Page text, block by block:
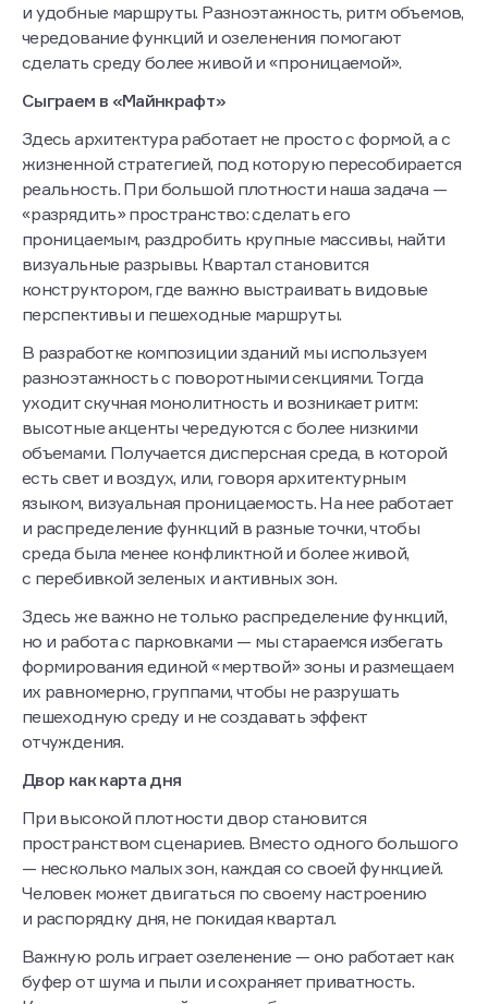
и удобные маршруты. Разноэтажность, ритм объемов,
чередование функций и озеленения помогают
сделать среду более живой и «проницаемой».
Сыграем в «Майнкрафт»
Здесь архитектура работает не просто с формой, а с
жизненной стратегией, под которую пересобирается
реальность. При большой плотности наша задача —
«разрядить» пространство: сделать его
проницаемым, раздробить крупные массивы, найти
визуальные разрывы. Квартал становится
конструктором, где важно выстраивать видовые
перспективы и пешеходные маршруты.
В разработке композиции зданий мы используем
разноэтажность с поворотными секциями. Тогда
уходит скучная монолитность и возникает ритм:
высотные акценты чередуются с более низкими
объемами. Получается дисперсная среда, в которой
есть свет и воздух, или, говоря архитектурным
языком, визуальная проницаемость. На нее работает
и распределение функций в разные точки, чтобы
среда была менее конфликтной и более живой,
с перебивкой зеленых и активных зон.
Здесь же важно не только распределение функций,
но и работа с парковками — мы стараемся избегать
формирования единой «мертвой» зоны и размещаем
их равномерно, группами, чтобы не разрушать
пешеходную среду и не создавать эффект
отчуждения.
Двор как карта дня
При высокой плотности двор становится
пространством сценариев. Вместо одного большого
— несколько малых зон, каждая со своей функцией.
Человек может двигаться по своему настроению
и распорядку дня, не покидая квартал.
Важную роль играет озеленение — оно работает как
буфер от шума и пыли и сохраняет приватность.